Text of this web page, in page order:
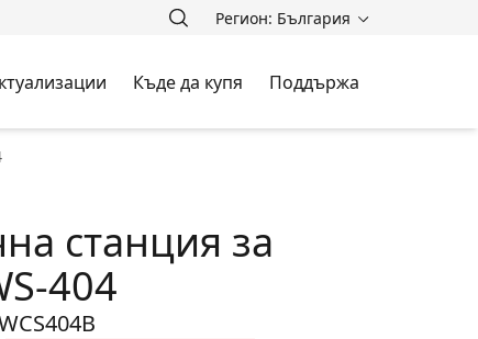
Регион: България
Къде да купя Поддържа
станция за
404